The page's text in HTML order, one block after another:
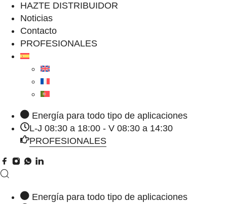
HAZTE DISTRIBUIDOR
Noticias
Contacto
PROFESIONALES
Energía para todo tipo de aplicaciones
L-J 08:30 a 18:00 - V 08:30 a 14:30
PROFESIONALES
Energía para todo tipo de aplicaciones